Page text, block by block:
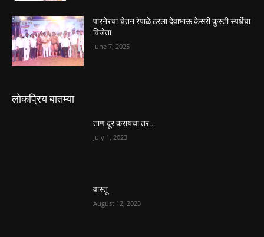
पारनेरचा चेतन रेपाळे ठरला देवाभाऊ केसरी कुस्ती स्पर्धेचा
विजेता
June 7, 2025
लोकप्रिय बातम्या
ताण दूर करायचा तर…
July 1, 2023
वास्तू
August 12, 2023